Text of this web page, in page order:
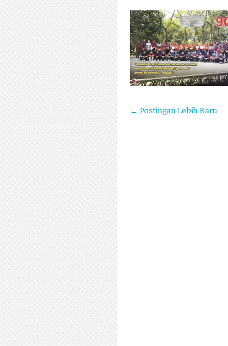
← Postingan Lebih Baru